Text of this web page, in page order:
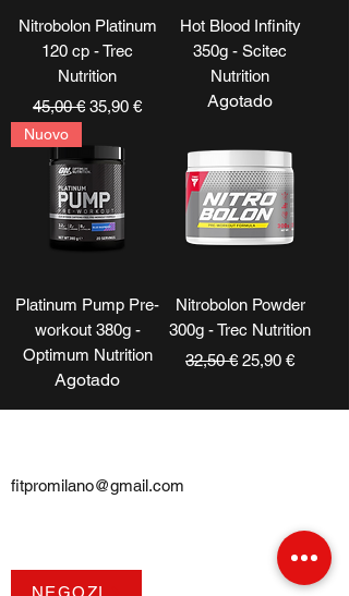
Nitrobolon Platinum
120 cp - Trec
Nutrition
Precio
45,00 € Precio de oferta
35,90 €
Hot Blood Infinity
350g - Scitec
Nutrition
Agotado
Nuovo
Platinum Pump Pre-
workout 380g -
Optimum Nutrition
Agotado
Nitrobolon Powder
300g - Trec Nutrition
Precio
32,50 € Precio de oferta
25,90 €
fitpromilano@gmail.com
NEGOZI